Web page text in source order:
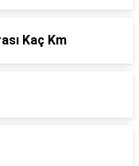
Kaç Km